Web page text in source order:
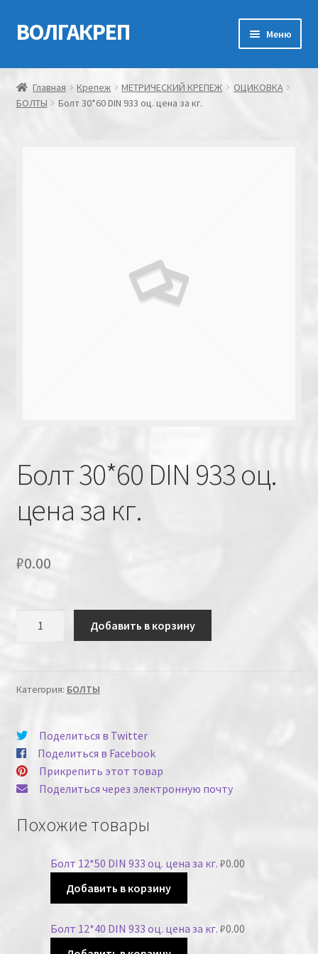
Перейти
к
Перейти
к
ВОЛГАКРЕП Меню
Главная
Контакты
Главная Крепеж МЕТРИЧЕСКИЙ КРЕПЕЖ
ОЦИКОВКА
БОЛТЫ
Болт 30*60 DIN 933 оц. цена за кг.
Болт 30*60 DIN 933 оц.
цена за кг.
₽0.00
Добавить в корзину
Категория: БОЛТЫ
Поделиться в Twitter
Поделиться в Facebook
Прикрепить этот товар
Поделиться через электронную почту
Похожие товары
Болт 12*50 DIN 933 оц. цена за кг. ₽0.00
Добавить в корзину
Болт 12*40 DIN 933 оц. цена за кг. ₽0.00